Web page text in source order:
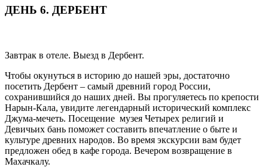
ДЕНЬ 6. ДЕРБЕНТ
Завтрак в отеле. Выезд в Дербент.
Чтобы окунуться в историю до нашей эры, достаточно
посетить Дербент – самый древний город России,
сохранившийся до наших дней. Вы прогуляетесь по крепости
Нарын-Кала, увидите легендарный исторический комплекс
Джума-мечеть. Посещение музея Четырех религий и
Девичьих бань поможет составить впечатление о быте и
культуре древних народов. Во время экскурсии вам будет
предложен обед в кафе города. Вечером возвращение в
Махачкалу.